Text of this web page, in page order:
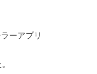
ーアプリ